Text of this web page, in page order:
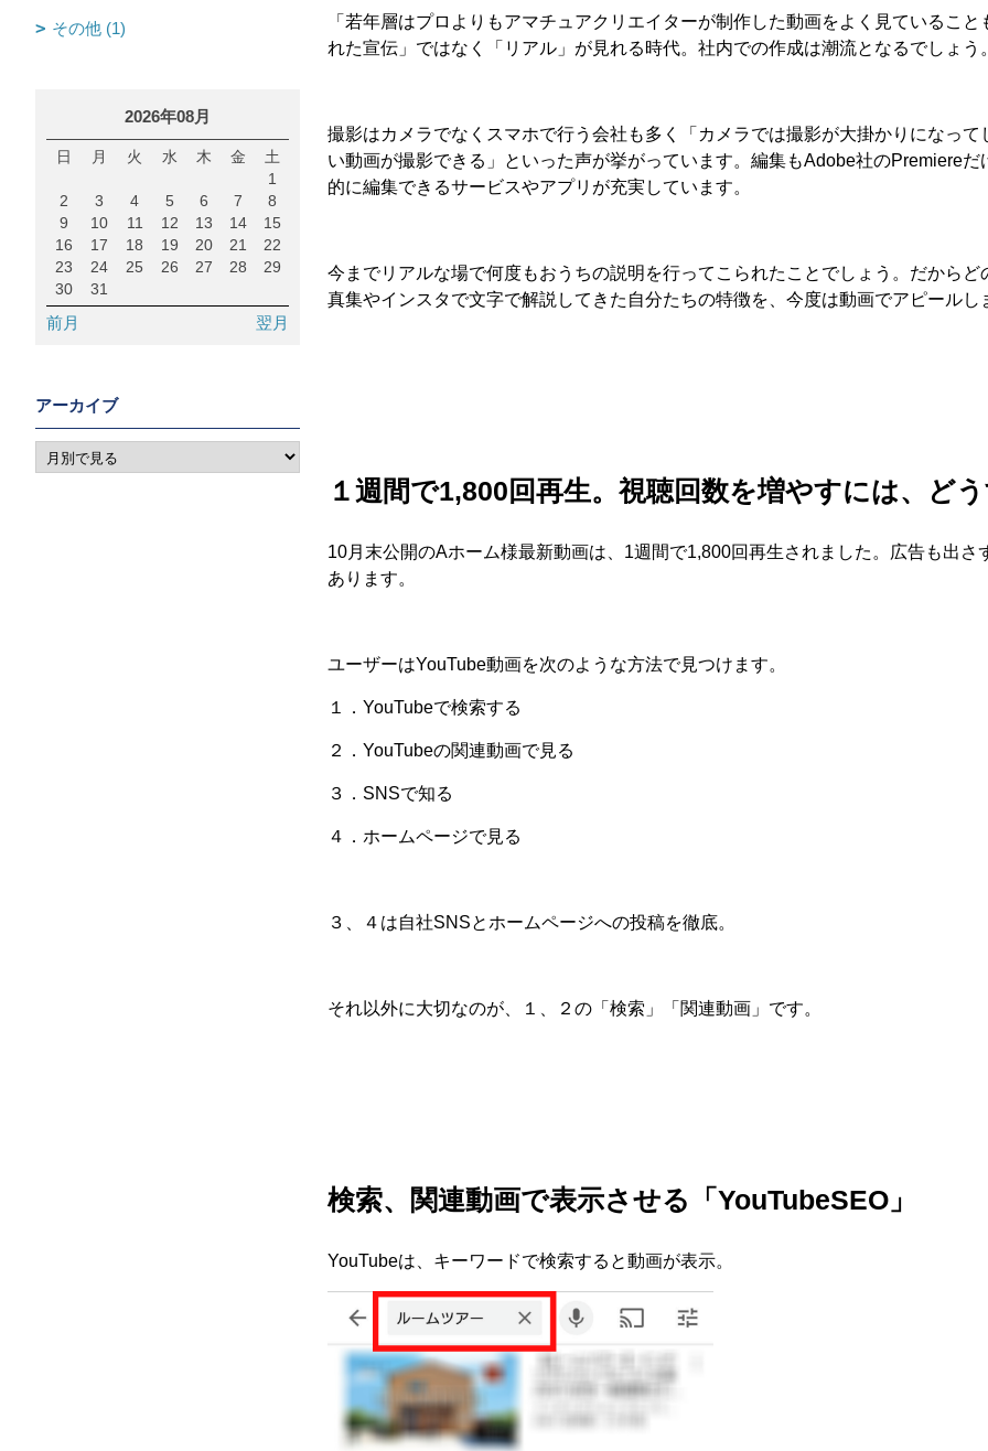
「若年層はプロよりもアマチュアクリエイターが制作した動画をよく見ているこ
れた宣伝」ではなく「リアル」が見れる時代。社内での作成は潮流となるでしょう。
撮影はカメラでなくスマホで行う会社も多く「カメラでは撮影が大掛かりになっ
い動画が撮影できる」といった声が挙がっています。編集もAdobe社のPremiere
的に編集できるサービスやアプリが充実しています。
今までリアルな場で何度もおうちの説明を行ってこられたことでしょう。だから
真集やインスタで文字で解説してきた自分たちの特徴を、今度は動画でアピールし
１週間で1,800回再生。視聴回数を増やすには、ど
10月末公開のAホーム様最新動画は、1週間で1,800回再生されました。広告も出
あります。
ユーザーはYouTube動画を次のような方法で見つけます。
１．YouTubeで検索する
２．YouTubeの関連動画で見る
３．SNSで知る
４．ホームページで見る
３、４は自社SNSとホームページへの投稿を徹底。
それ以外に大切なのが、１、２の「検索」「関連動画」です。
検索、関連動画で表示させる「YouTubeSEO」
YouTubeは、キーワードで検索すると動画が表示。
その他 (1)
2026年08月
日 月 火 水 木 金
土
1
2
3 4 5 6 7
8
9
10 11 12 13 14
15
16
17 18 19 20 21
22
23
24 25 26 27 28
29
30
31
前月 翌月
アーカイブ